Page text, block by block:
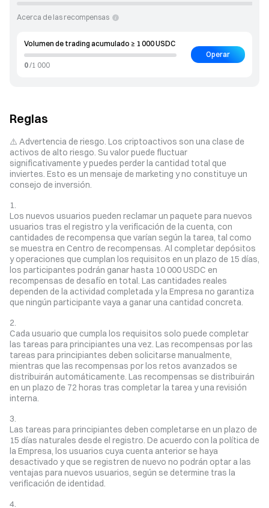
Acerca de las recompensas
Volumen de trading acumulado ≥ 1 000 USDC
0/1 000
Operar
Reglas
⚠️ Advertencia de riesgo. Los criptoactivos son una clase de
activos de alto riesgo. Su valor puede fluctuar
significativamente y puedes perder la cantidad total que
inviertes. Esto es un mensaje de marketing y no constituye un
consejo de inversión.
Los nuevos usuarios pueden reclamar un paquete para nuevos
usuarios tras el registro y la verificación de la cuenta, con
cantidades de recompensa que varían según la tarea, tal como
se muestra en Centro de recompensas. Al completar depósitos
y operaciones que cumplan los requisitos en un plazo de 15 días,
los participantes podrán ganar hasta 10 000 USDC en
recompensas de desafío en total. Las cantidades reales
dependen de la actividad completada y la Empresa no garantiza
que ningún participante vaya a ganar una cantidad concreta.
Cada usuario que cumpla los requisitos solo puede completar
las tareas para principiantes una vez. Las recompensas por las
tareas para principiantes deben solicitarse manualmente,
mientras que las recompensas por los retos avanzados se
distribuirán automáticamente. Las recompensas se distribuirán
en un plazo de 72 horas tras completar la tarea y una revisión
interna.
Las tareas para principiantes deben completarse en un plazo de
15 días naturales desde el registro. De acuerdo con la política de
la Empresa, los usuarios cuya cuenta anterior se haya
desactivado y que se registren de nuevo no podrán optar a las
ventajas para nuevos usuarios, según se determine tras la
verificación de identidad.